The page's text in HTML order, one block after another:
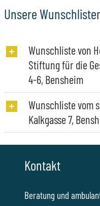
Unsere
Wunschliste von
Stiftung für die
4-6, Bensheim
Wunschliste vom
Kalkgasse 7,
Kontakt
Beratung und